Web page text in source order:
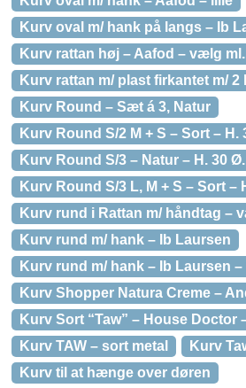
Kurv oval m/ hank på langs – Ib
Kurv rattan høj – Aafod – vælg
Kurv rattan m/ plast firkantet m/ 2
Kurv Round – Sæt á 3, Natur
Kurv Round S/2 M + S – Sort – H.
Kurv Round S/3 – Natur – H. 30
Kurv Round S/3 L, M + S – Sort –
Kurv rund i Rattan m/ håndtag –
Kurv rund m/ hank – Ib Laursen
Kurv rund m/ hank – Ib Laursen
Kurv Shopper Natura Creme –
Kurv Sort “Taw” – House Doctor
Kurv TAW – sort metal
Kurv
Kurv til at hænge over døren